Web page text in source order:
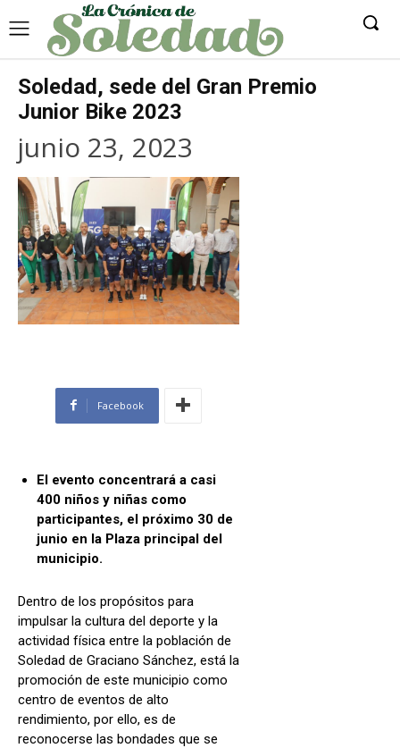
Soledad, sede del Gran Premio
Junior Bike 2023
junio 23, 2023
Facebook
El evento concentrará a casi
400 niños y niñas como
participantes, el próximo 30 de
junio en la Plaza principal del
municipio.
Dentro de los propósitos para
impulsar la cultura del deporte y la
actividad física entre la población de
Soledad de Graciano Sánchez, está la
promoción de este municipio como
centro de eventos de alto
rendimiento, por ello, es de
reconocerse las bondades que se